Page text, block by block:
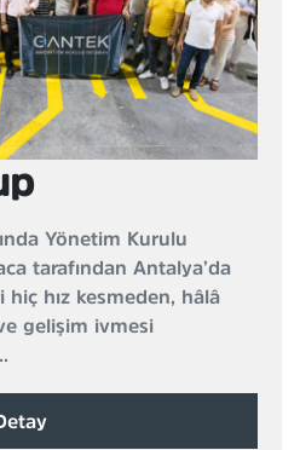
Yönetim Kurulu
tarafından Antalya’da
hız kesmeden, hâlâ
gelişim ivmesi